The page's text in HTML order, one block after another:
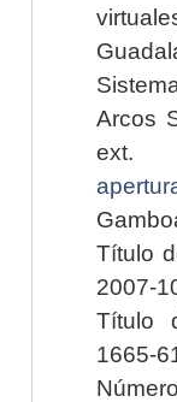
Arcos
Título
2007-
Título
1665-